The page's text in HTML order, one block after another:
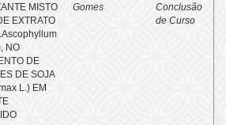
MISTO
EXTRATO
Ascophyllum
NO
DE
DE SOJA
L.) EM
Gomes
Conclusão
de Curso